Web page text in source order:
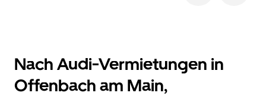
Nach Audi-Vermietungen in
Offenbach am Main,